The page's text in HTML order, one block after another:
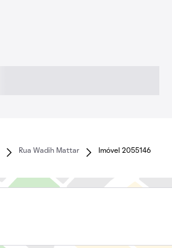
Rua Wadih Mattar Imóvel 2055146